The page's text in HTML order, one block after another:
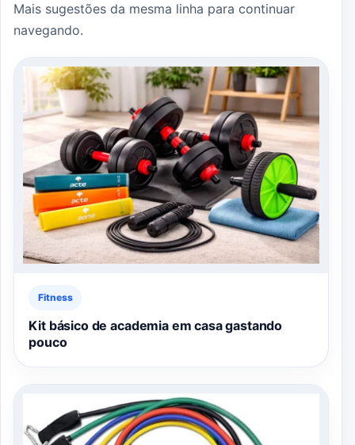
Mais sugestões da mesma linha para continuar
navegando.
Fitness
Kit básico de academia em casa gastando
pouco